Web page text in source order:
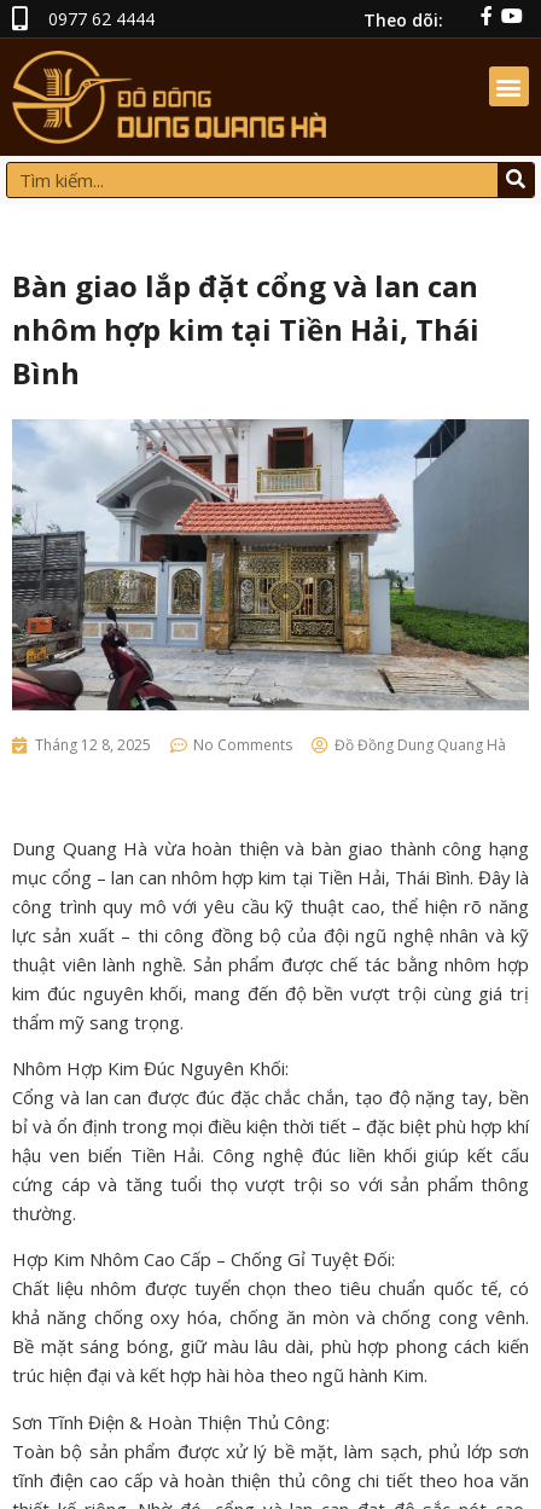
0977 62 4444 Theo dõi:
Bàn giao lắp đặt cổng và lan can
nhôm hợp kim tại Tiền Hải, Thái
Bình
Tháng 12 8, 2025 No Comments Đồ Đồng Dung Quang Hà
Dung Quang Hà vừa hoàn thiện và bàn giao thành công hạng
mục cổng – lan can nhôm hợp kim tại Tiền Hải, Thái Bình. Đây là
công trình quy mô với yêu cầu kỹ thuật cao, thể hiện rõ năng
lực sản xuất – thi công đồng bộ của đội ngũ nghệ nhân và kỹ
thuật viên lành nghề. Sản phẩm được chế tác bằng nhôm hợp
kim đúc nguyên khối, mang đến độ bền vượt trội cùng giá trị
thẩm mỹ sang trọng.
Nhôm Hợp Kim Đúc Nguyên Khối:
Cổng và lan can được đúc đặc chắc chắn, tạo độ nặng tay, bền
bỉ và ổn định trong mọi điều kiện thời tiết – đặc biệt phù hợp khí
hậu ven biển Tiền Hải. Công nghệ đúc liền khối giúp kết cấu
cứng cáp và tăng tuổi thọ vượt trội so với sản phẩm thông
thường.
Hợp Kim Nhôm Cao Cấp – Chống Gỉ Tuyệt Đối:
Chất liệu nhôm được tuyển chọn theo tiêu chuẩn quốc tế, có
khả năng chống oxy hóa, chống ăn mòn và chống cong vênh.
Bề mặt sáng bóng, giữ màu lâu dài, phù hợp phong cách kiến
trúc hiện đại và kết hợp hài hòa theo ngũ hành Kim.
Sơn Tĩnh Điện & Hoàn Thiện Thủ Công:
Toàn bộ sản phẩm được xử lý bề mặt, làm sạch, phủ lớp sơn
tĩnh điện cao cấp và hoàn thiện thủ công chi tiết theo hoa văn